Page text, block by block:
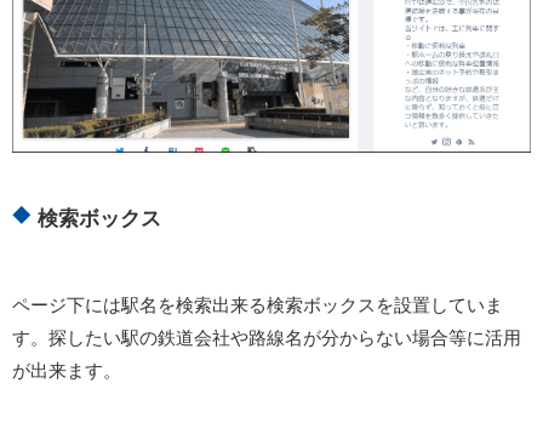
検索ボックス
ページ下には駅名を検索出来る検索ボックスを設置していま
す。探したい駅の鉄道会社や路線名が分からない場合等に活用
が出来ます。